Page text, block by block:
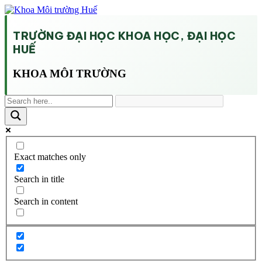
TRƯỜNG ĐẠI HỌC KHOA HỌC, ĐẠI HỌC
HUẾ
KHOA MÔI TRƯỜNG
Exact matches only
Search in title
Search in content